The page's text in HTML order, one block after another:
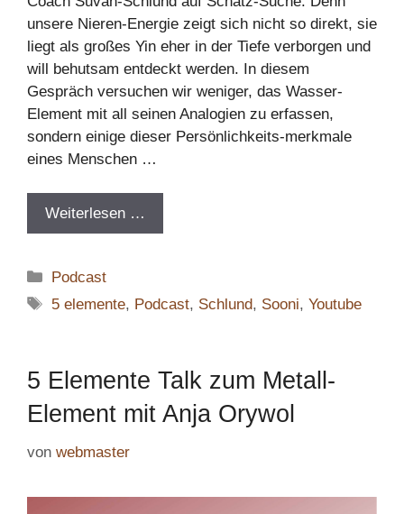
unsere Nieren-Energie zeigt sich nicht so direkt, sie
liegt als großes Yin eher in der Tiefe verborgen und
will behutsam entdeckt werden. In diesem
Gespräch versuchen wir weniger, das Wasser-
Element mit all seinen Analogien zu erfassen,
sondern einige dieser Persönlichkeits-merkmale
eines Menschen …
Weiterlesen …
Kategorien
Podcast
Schlagwörter
5 elemente, Podcast, Schlund, Sooni,Youtube
5 Elemente Talk zum Metall-
Element mit Anja Orywol
von webmaster